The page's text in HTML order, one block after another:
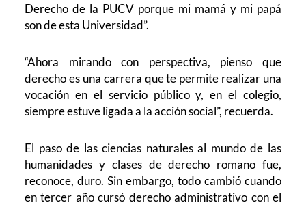
Derecho de la PUCV porque mi mamá y mi papá
son de esta Universidad”.
“Ahora mirando con perspectiva, pienso que
derecho es una carrera que te permite realizar una
vocación en el servicio público y, en el colegio,
siempre estuve ligada a la acción social”, recuerda.
El paso de las ciencias naturales al mundo de las
humanidades y clases de derecho romano fue,
reconoce, duro. Sin embargo, todo cambió cuando
en tercer año cursó derecho administrativo con el